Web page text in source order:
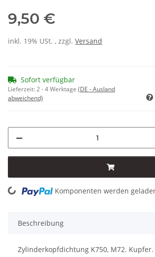
9,50 €
inkl. 19% USt. , zzgl. Versand
Sofort verfügbar
Lieferzeit:2 - 4 Werktage (DE - Ausland
abweichend)
Loading... Komponenten werden
Beschreibung
Zylinderkopfdichtung K750, M72. Kupfer.